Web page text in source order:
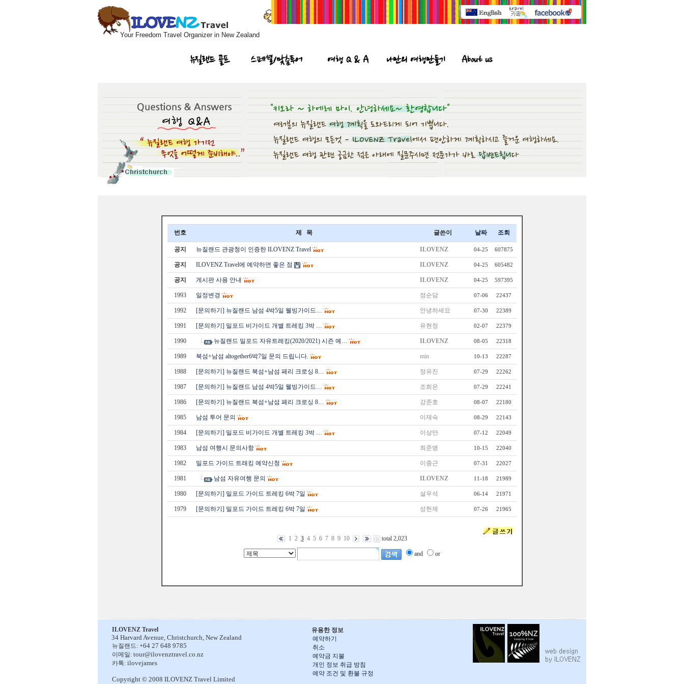
Your Freedom Travel Organizer in New Zealand
뉴질랜드 골프 스페셜/맞춤투어 여행 Q & A 나만의 여행만들기 About us
번호 제 목 글쓴이 날짜 조회
공지 뉴질랜드 관광청이 인증한 ILOVENZ Travel ILOVENZ 04-25 607875
공지 ILOVENZ Travel에 예약하면 좋은 점 ILOVENZ 04-25 605482
공지 게시판 사용 안내 ILOVENZ 04-25 597395
1993 일정변경 정순담 07-06 22437
1992 [문의하기] 뉴질랜드 남섬 4박5일 웰빙가이드… 안녕하세요 07-30 22389
1991 [문의하기] 밀포드 비가이드 개별 트레킹 3박 … 유현정 02-07 22379
1990 뉴질랜드 밀포드 자유트레킹(2020/2021) 시즌 예… ILOVENZ 08-05 22318
1989 북섬+남섬 altogether6박7일 문의 드립니다. min 10-13 22287
1988 [문의하기] 뉴질랜드 북섬+남섬 페리 크로싱 8… 정유진 07-29 22262
1987 [문의하기] 뉴질랜드 남섬 4박5일 웰빙가이드… 조희은 07-29 22241
1986 [문의하기] 뉴질랜드 북섬+남섬 페리 크로싱 8… 강준호 08-07 22180
1985 남섬 투어 문의 이재숙 08-29 22143
1984 [문의하기] 밀포드 비가이드 개별 트레킹 3박 … 이상만 07-12 22049
1983 남섬 여행시 문의사항 최준병 10-15 22040
1982 밀포드 가이드 트래킹 예약신청 이종근 07-31 22027
1981 남섬 자유여행 문의 ILOVENZ 11-18 21989
1980 [문의하기] 밀포드 가이드 트레킹 6박 7일 설우석 06-14 21971
1979 [문의하기] 밀포드 가이드 트레킹 6박 7일 성헌제 07-26 21965
1 2 3 4 5 6 7 8 9 10 total 2,023
and or
유용한 정보
예약하기
취소
예약금 지불
개인 정보 취급 방침
예약 조건 및 환불 규정
ILOVENZ Travel
34 Harvard Avenue, Christchurch, New Zealand
뉴질랜드: +64 27 648 9785
이메일: tour@ilovenztravel.co.nz
카톡: ilovejames
Copyright © 2008 ILOVENZ Travel Limited